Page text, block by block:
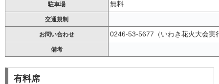
駐車場 無料
交通規制
お問い合わせ 0246-53-5677（いわき花火大会実
備考
有料席